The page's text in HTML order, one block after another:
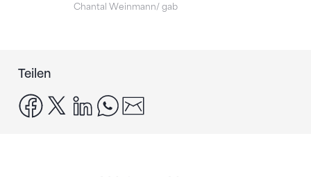
Chantal Weinmann/ gab
Teilen
facebook
x linkedinwhatsapp